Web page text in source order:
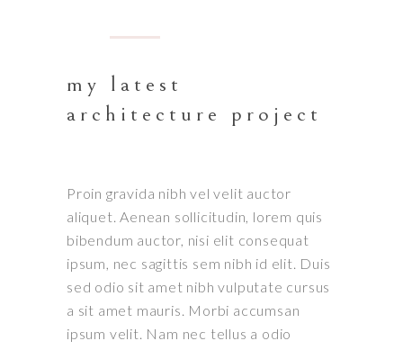
my latest
architecture project
Proin gravida nibh vel velit auctor
aliquet. Aenean sollicitudin, lorem quis
bibendum auctor, nisi elit consequat
ipsum, nec sagittis sem nibh id elit. Duis
sed odio sit amet nibh vulputate cursus
a sit amet mauris. Morbi accumsan
ipsum velit. Nam nec tellus a odio